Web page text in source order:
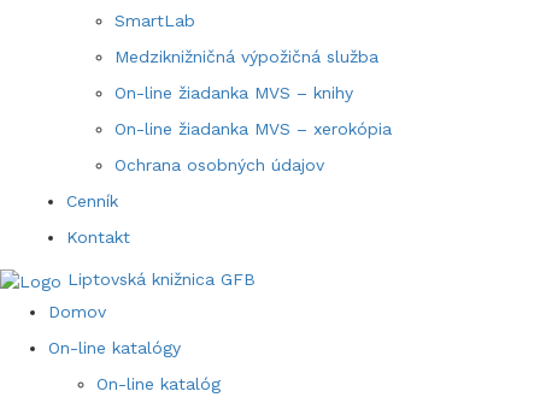
SmartLab
Medziknižničná výpožičná služba
On-line žiadanka MVS – knihy
On-line žiadanka MVS – xerokópia
Ochrana osobných údajov
Cenník
Kontakt
Liptovská knižnica GFB
Domov
On-line katalógy
On-line katalóg